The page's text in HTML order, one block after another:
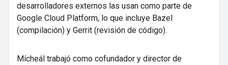
desarrolladores externos las usan como parte de
Google Cloud Platform, lo que incluye Bazel
(compilación) y Gerrit (revisión de código).
Mícheál trabajó como cofundador y director de